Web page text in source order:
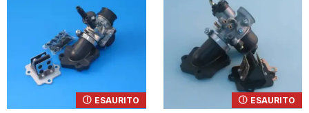
ESAURITO ESAURITO